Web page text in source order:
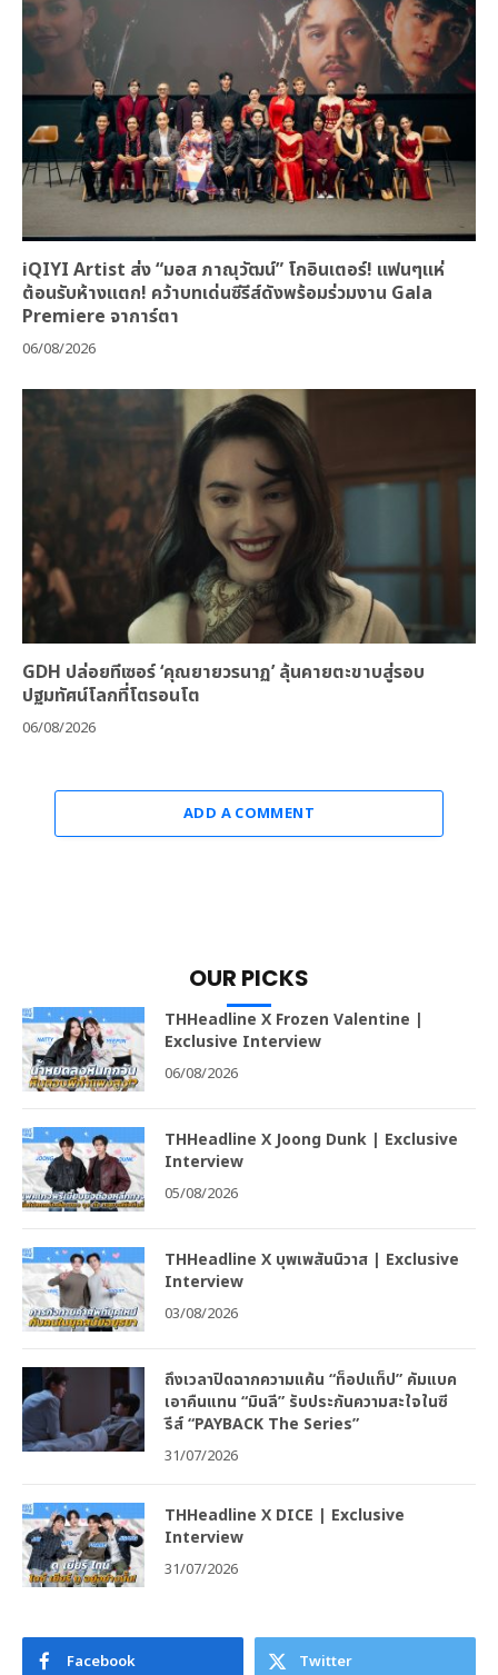
iQIYI Artist ส่ง “มอส ภาณุวัฒน์” โกอินเตอร์! แฟนๆแห่
ต้อนรับห้างแตก! คว้าบทเด่นซีรีส์ดังพร้อมร่วมงาน Gala
Premiere จาการ์ตา
06/08/2026
GDH ปล่อยทีเซอร์ ‘คุณยายวรนาฏ’ ลุ้นคายตะขาบสู่รอบ
ปฐมทัศน์โลกที่โตรอนโต
06/08/2026
ADD A COMMENT
OUR PICKS
THHeadline X Frozen Valentine |
Exclusive Interview
06/08/2026
THHeadline X Joong Dunk | Exclusive
Interview
05/08/2026
THHeadline X บุพเพสันนิวาส | Exclusive
Interview
03/08/2026
ถึงเวลาปิดฉากความแค้น “ท็อปแท็ป” คัมแบค
เอาคืนแทน “มินลี” รับประกันความสะใจในซี
รีส์ “PAYBACK The Series”
31/07/2026
THHeadline X DICE | Exclusive
Interview
31/07/2026
Facebook Twitter